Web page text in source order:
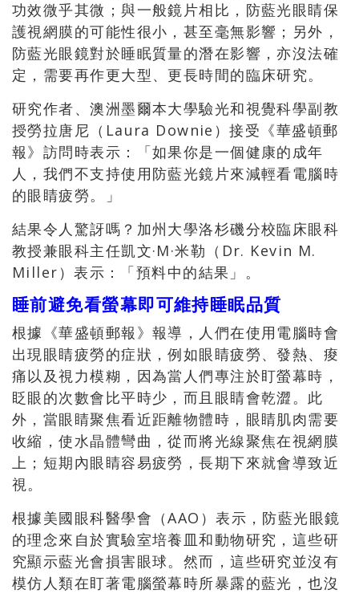
功效微乎其微；與一般鏡片相比，防藍光眼睛保
護視網膜的可能性很小，甚至毫無影響；另外，
防藍光眼鏡對於睡眠質量的潛在影響，亦沒法確
定，需要再作更大型、更長時間的臨床研究。
研究作者、澳洲墨爾本大學驗光和視覺科學副教
授勞拉唐尼（Laura Downie）接受《華盛頓郵
報》訪問時表示：「如果你是一個健康的成年
人，我們不支持使用防藍光鏡片來減輕看電腦時
的眼睛疲勞。」
結果令人驚訝嗎？加州大學洛杉磯分校臨床眼科
教授兼眼科主任凱文·M·米勒（Dr. Kevin M.
Miller）表示：「預料中的結果」。
睡前避免看螢幕即可維持睡眠品質
根據《華盛頓郵報》報導，人們在使用電腦時會
出現眼睛疲勞的症狀，例如眼睛疲勞、發熱、痠
痛以及視力模糊，因為當人們專注於盯螢幕時，
眨眼的次數會比平時少，而且眼睛會乾澀。此
外，當眼睛聚焦看近距離物體時，眼睛肌肉需要
收縮，使水晶體彎曲，從而將光線聚焦在視網膜
上；短期內眼睛容易疲勞，長期下來就會導致近
視。
根據美國眼科醫學會（AAO）表示，防藍光眼鏡
的理念來自於實驗室培養皿和動物研究，這些研
究顯示藍光會損害眼球。然而，這些研究並沒有
模仿人類在盯著電腦螢幕時所暴露的藍光，也沒